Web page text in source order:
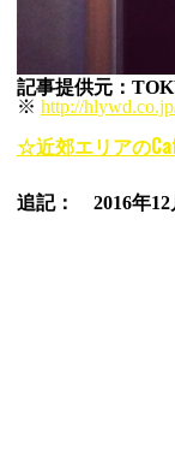
記事提供元：
※ http://
☆近郊エリアの
追記： 2016年12